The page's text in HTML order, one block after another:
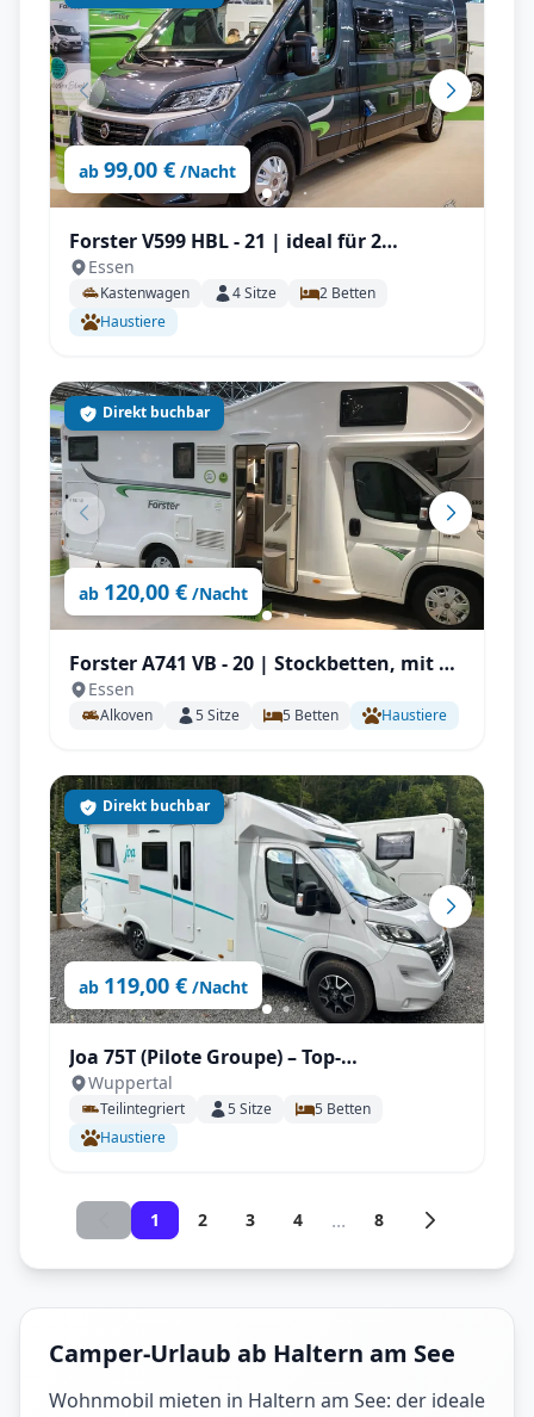
ab 99,00 € /Nacht
Forster V599 HBL - 21 | ideal für 2
Personen, Solar, Einparksensoren, AHK
uvm.
Essen
Kastenwagen 4Sitze 2 Betten
Haustiere
ab 120,00 € /Nacht
Direkt buchbar
Forster A741 VB - 20 | Stockbetten, mit TV
& SAT, Kinderzimmer
Essen
Alkoven 5Sitze 5 Betten Haustiere
ab 119,00 € /Nacht
Direkt buchbar
Joa 75T (Pilote Groupe) – Top-
ausgestattetes Wohnmobil mit
Längstbetten, Klimaanalge, SAT & TV,
große Heckgarge
Wuppertal
Teilintegriert 5Sitze 5 Betten
Haustiere
1 2 3 4 ... 8
Camper-Urlaub ab Haltern am See
Wohnmobil mieten in Haltern am See: der ideale